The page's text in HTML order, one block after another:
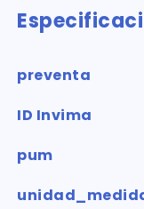
preventa
ID Invima
pum